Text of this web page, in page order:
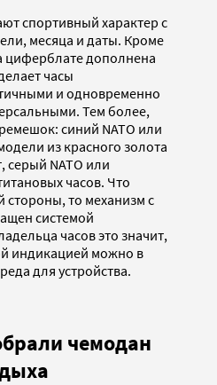
спортивный характер с
месяца и даты. Кроме
циферблате дополнена
часы
и одновременно
Тем более,
синий NATO или
из красного золота
серый NATO или
часов. Что
стороны, то механизм с
системой
часов это значит,
индикацией можно в
для устройства.
чемодан